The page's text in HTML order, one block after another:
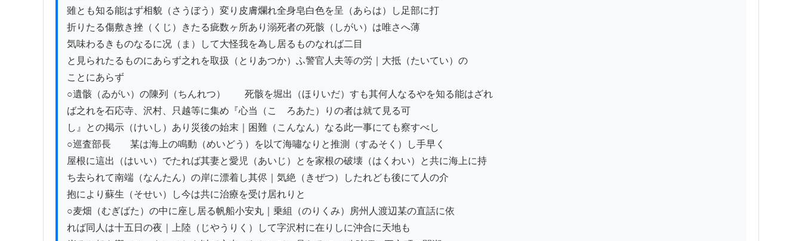
雖とも知る能はず相貌（さうぼう）変り皮膚爛れ全身皂白色を呈（あらは）し足部に打
折りたる傷敷き挫（くじ）きたる疵数ヶ所あり溺死者の死骸（しがい）は唯さへ薄
気味わるきものなるに况（ま）して大怪我を為し居るものなれば二目
と見られたるものにあらず之れを取扱（とりあつか）ふ警官人夫等の労｜大抵（たいてい）の
ことにあらず
○遺骸（ゐがい）の陳列（ちんれつ）　　死骸を堀出（ほりいだ）すも其何人なるやを知る能はざれ
ば之れを石応寺、沢村、只越等に集め『心当（こゝろあた）りの者は就て見る可
し』との掲示（けいし）あり災後の始末｜困難（こんなん）なる此一事にても察すべし
○巡査部長　　某は海上の鳴動（めいどう）を以て海嘯なりと推測（すゐそく）し手早く
屋根に這出（はいい）でたれば其妻と愛児（あいじ）とを家根の破壊（はくわい）と共に海上に持
ち去られて南端（なんたん）の岸に漂着し其侭｜気絶（きぜつ）したれども後にて人の介
抱により蘇生（そせい）し今は共に治療を受け居れりと
○麦畑（むぎばた）の中に座し居る帆船小安丸｜乗組（のりくみ）房州人渡辺某の直話に依
れば同人は十五日の夜｜上陸（じやうりく）して字沢村に在りしに沖合に天地も